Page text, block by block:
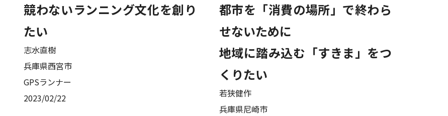
競わないランニング文化を創り
たい
志水直樹
兵庫県西宮市
GPSランナー
2023/02/22
都市を「消費の場所」で終わら
せないために
地域に踏み込む「すきま」をつ
くりたい
若狭健作
兵庫県尼崎市